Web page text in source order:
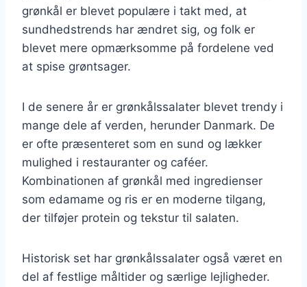
grønkål er blevet populære i takt med, at
sundhedstrends har ændret sig, og folk er
blevet mere opmærksomme på fordelene ved
at spise grøntsager.
I de senere år er grønkålssalater blevet trendy i
mange dele af verden, herunder Danmark. De
er ofte præsenteret som en sund og lækker
mulighed i restauranter og caféer.
Kombinationen af grønkål med ingredienser
som edamame og ris er en moderne tilgang,
der tilføjer protein og tekstur til salaten.
Historisk set har grønkålssalater også været en
del af festlige måltider og særlige lejligheder.